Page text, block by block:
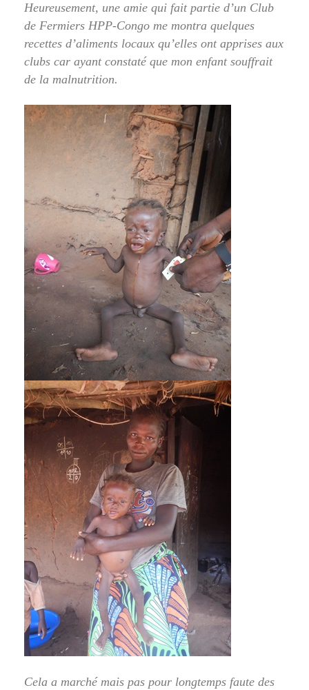
Heureusement, une amie qui fait partie d’un Club
de Fermiers HPP-Congo me montra quelques
recettes d’aliments locaux qu’elles ont apprises aux
clubs car ayant constaté que mon enfant souffrait
de la malnutrition.
Cela a marché mais pas pour longtemps faute des